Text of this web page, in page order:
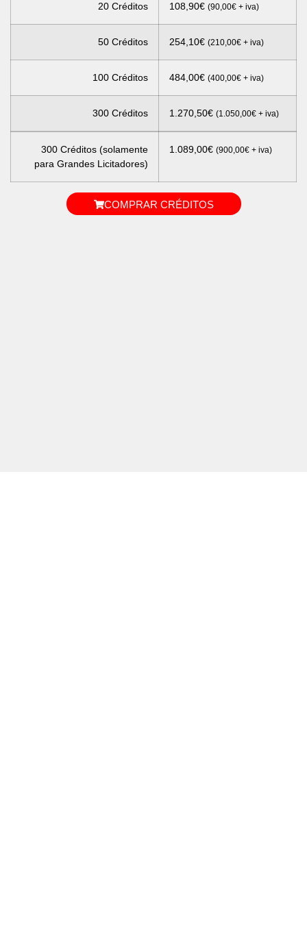
20 Créditos 108,90€ (90,00€ + iva)
50 Créditos 254,10€ (210,00€ + iva)
100 Créditos 484,00€ (400,00€ + iva)
300 Créditos 1.270,50€ (1.050,00€ + iva)
300 Créditos (solamente
para Grandes Licitadores)
1.089,00€ (900,00€ + iva)
COMPRAR CRÉDITOS